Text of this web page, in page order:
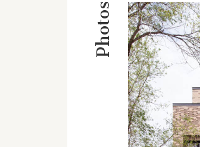
Photos